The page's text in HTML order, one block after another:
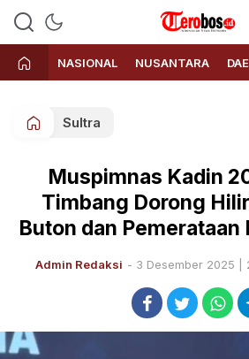
Terobos.id – Kabar
Indonesia
Media siber yang
berita terbaru dan kabar
dari Indonesia untuk
NASIONAL NUSANTARA
Sultra
Muspimnas Kadin
Timbang Dorong
Buton dan Pemerataan
Admin Redaksi - 3 Desember 2025 |